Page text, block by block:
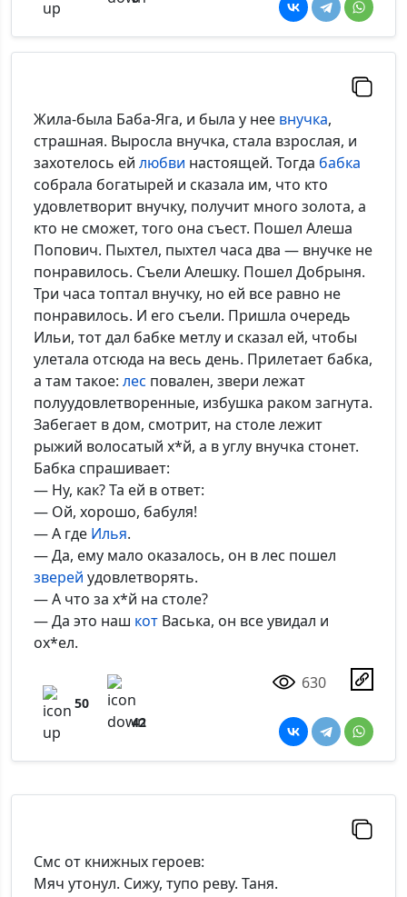
Жила-была Баба-Яга, и была у нее внучка,
страшная. Выросла внучка, стала взрослая, и
захотелось ей любви настоящей. Тогда бабка
собрала богатырей и сказала им, что кто
удовлетворит внучку, получит много золота, а
кто не сможет, того она съест. Пошел Алеша
Попович. Пыхтел, пыхтел часа два — внучке не
понравилось. Съели Алешку. Пошел Добрыня.
Три часа топтал внучку, но ей все равно не
понравилось. И его съели. Пришла очередь
Ильи, тот дал бабке метлу и сказал ей, чтобы
улетала отсюда на весь день. Прилетает бабка,
а там такое: лес повален, звери лежат
полуудовлетворенные, избушка раком загнута.
Забегает в дом, смотрит, на столе лежит
рыжий волосатый х*й, а в углу внучка стонет.
Бабка спрашивает:
— Ну, как? Та ей в ответ:
— Ой, хорошо, бабуля!
— А где Илья.
— Да, ему мало оказалось, он в лес пошел
зверей удовлетворять.
— А что за х*й на столе?
— Да это наш кот Васька, он все увидал и
ох*ел.
50
42
630
Смс от книжных героев:
Мяч утонул. Сижу, тупо реву. Таня.